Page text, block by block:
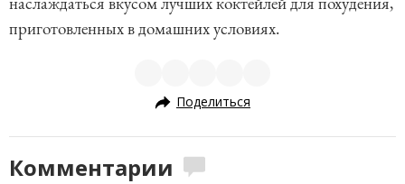
приготовленных в домашних условиях.
Поделиться
Комментарии